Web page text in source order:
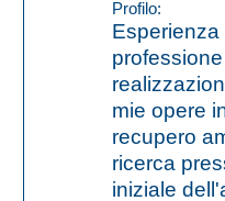
Profilo:
Esperienza
mie opere
recupero
ricerca
iniziale